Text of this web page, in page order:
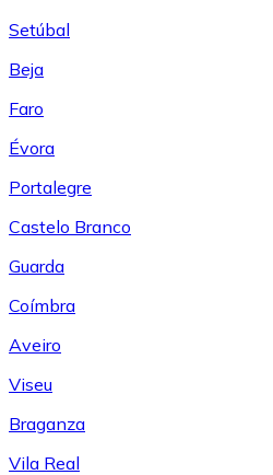
Setúbal
Beja
Faro
Évora
Portalegre
Castelo Branco
Guarda
Coímbra
Aveiro
Viseu
Braganza
Vila Real